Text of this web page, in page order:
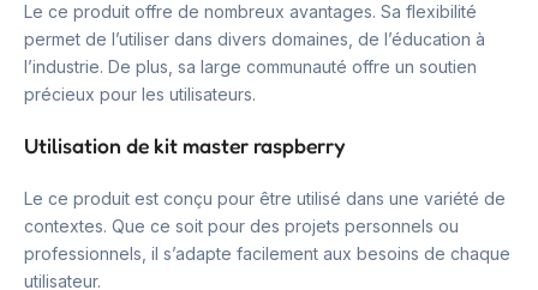
Le ce produit offre de nombreux avantages. Sa flexibilité
permet de l’utiliser dans divers domaines, de l’éducation à
l’industrie. De plus, sa large communauté offre un soutien
précieux pour les utilisateurs.
Utilisation de kit master raspberry
Le ce produit est conçu pour être utilisé dans une variété de
contextes. Que ce soit pour des projets personnels ou
professionnels, il s’adapte facilement aux besoins de chaque
utilisateur.